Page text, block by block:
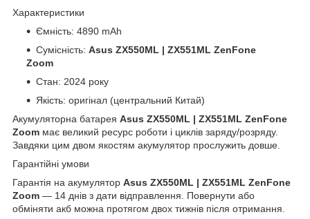
Характеристики
Ємність: 4890 mAh
Сумісність: Asus ZX550ML | ZX551ML ZenFone
Zoom
Стан: 2024 року
Якість: оригінал (центральний Китай)
Акумуляторна батарея Asus ZX550ML | ZX551ML ZenFone
Zoom має великий ресурс роботи і циклів заряду/розряду.
Завдяки цим двом якостям акумулятор прослужить довше.
Гарантійні умови
Гарантія на акумулятор Asus ZX550ML | ZX551ML ZenFone
Zoom ― 14 днів з дати відправлення. Повернути або
обміняти акб можна протягом двох тижнів після отримання.